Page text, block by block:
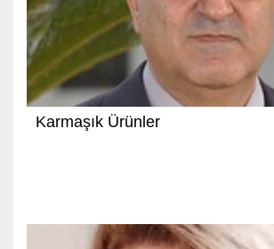
Karmaşık Ürünler